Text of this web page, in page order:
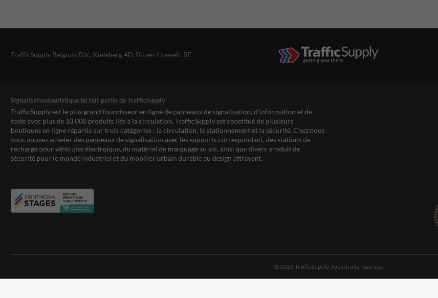
TrafficSupply Belgium B.V., Kieleberg 4D, Bilzen-Hoeselt, BE
Signalisationtouristique.be fait partie de TrafficSupply
TrafficSupply est le plus grand fournisseur en ligne de panneaux de signalisation, d'information et de
texte avec plus de 10.000 produits liés à la circulation. TrafficSupply est constitué de plusieurs
boutiques en ligne répartie sur trois catégories : la circulation, le stationnement et la sécurité. Chez nous
vous pouvez acheter des panneaux de signalisation avec les supports correspondant, des stations de
recharge pour véhicules électrqique, du matériel de marquage au sol, ainsi que divers produit de
sécurité pour le monde industriel et du mobilier urbain durable au design attrayant.
© 2026 TrafficSupply. Tous droits réservés.